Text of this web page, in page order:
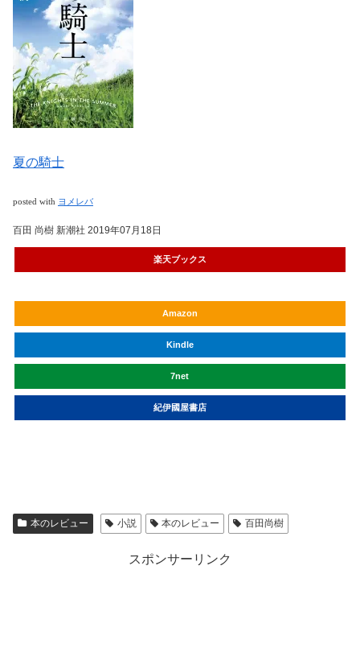
夏の騎士
posted with ヨメレバ
百田 尚樹 新潮社 2019年07月18日
楽天ブックス
Amazon
Kindle
7net
紀伊國屋書店
本のレビュー 小説 本のレビュー 百田尚樹
スポンサーリンク